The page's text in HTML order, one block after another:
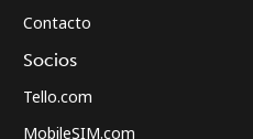
Contacto
Socios
Tello.com
MobileSIM.com